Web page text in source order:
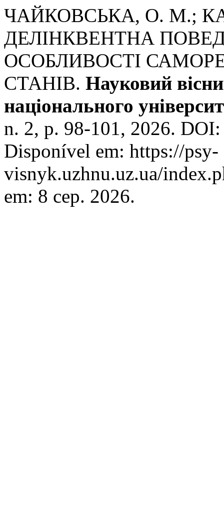
ЧАЙКОВСЬКА, О. М.;
ДЕЛІНКВЕНТНА
ОСОБЛИВОСТІ
СТАНІВ. Науковий
національного
n. 2, p. 98-101, 2026.
Disponível em: https://psy-
visnyk.uzhnu.uz.ua/
em: 8 сер. 2026.